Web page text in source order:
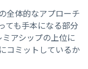
全体的なアプローチ
ても手本になる部分
アシップの上位に
コミットしているか